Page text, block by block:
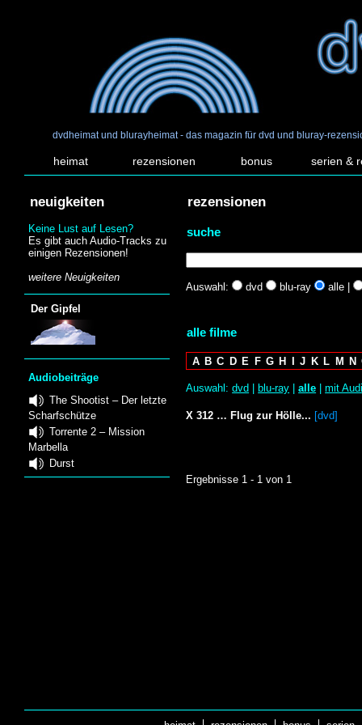
dvdheimat und blurayheimat - das magazin für dvd und bluray-
heimat rezensionen bonus serien &
neuigkeiten
Keine Lust auf Lesen?
Es gibt auch Audio-Tracks zu
einigen Rezensionen!
weitere Neuigkeiten
Der Gipfel
Audiobeiträge
The Shootist – Der letzte
Scharfschütze
Torrente 2 – Mission
Marbella
Durst
rezensionen
suche
Auswahl: dvd blu-ray alle |
alle filme
A B C D E F G H I J K L M N
Auswahl:dvd blu-ray |alle |mit
X 312 … Flug zur Hölle... [dvd]
Ergebnisse 1 - 1 von 1